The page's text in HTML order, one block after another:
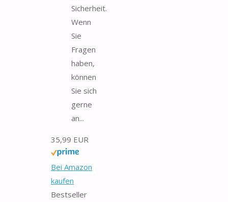
Sicherheit.
Wenn
Sie
Fragen
haben,
können
Sie sich
gerne
an...
35,99 EUR
Bei Amazon
kaufen
Bestseller